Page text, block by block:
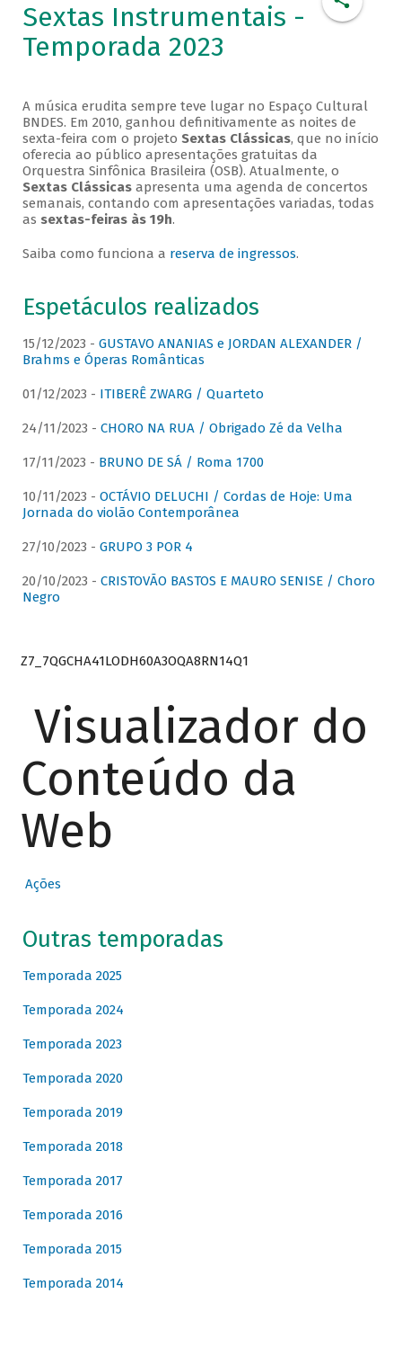
Sextas Instrumentais -
Temporada 2023
A música erudita sempre teve lugar no Espaço Cultural
BNDES. Em 2010, ganhou definitivamente as noites de
sexta-feira com o projeto Sextas Clássicas, que no início
oferecia ao público apresentações gratuitas da
Orquestra Sinfônica Brasileira (OSB). Atualmente, o
Sextas Clássicasapresenta uma agenda de concertos
semanais, contando com apresentações variadas, todas
as sextas-feiras às 19h.
Saiba como funciona a reserva de ingressos.
Espetáculos realizados
15/12/2023 - GUSTAVO ANANIAS e JORDAN ALEXANDER /
Brahms e Óperas Românticas
01/12/2023 - ITIBERÊ ZWARG / Quarteto
24/11/2023 - CHORO NA RUA / Obrigado Zé da Velha
17/11/2023 - BRUNO DE SÁ / Roma 1700
10/11/2023 - OCTÁVIO DELUCHI / Cordas de Hoje: Uma
Jornada do violão Contemporânea
27/10/2023 - GRUPO 3 POR 4
20/10/2023 - CRISTOVÃO BASTOS E MAURO SENISE / Choro
Negro
Z7_7QGCHA41LODH60A3OQA8RN14Q1
Visualizador do
Conteúdo da
Web
Ações
Outras temporadas
Temporada 2025
Temporada 2024
Temporada 2023
Temporada 2020
Temporada 2019
Temporada 2018
Temporada 2017
Temporada 2016
Temporada 2015
Temporada 2014